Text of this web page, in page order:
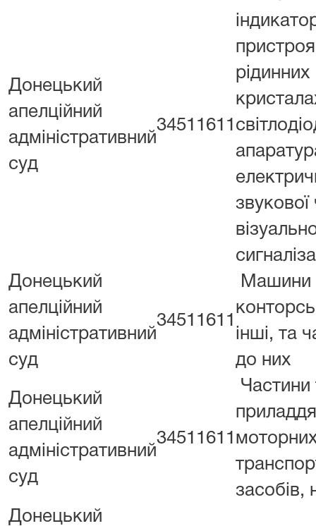
Донецький
апелційний
адміністративний
суд
34511611
рідинних
звукової
Донецький
апелційний
адміністративний
суд
34511611
Машини
інші, та
до них
Донецький
апелційний
адміністративний
суд
34511611
Частини
засобів,
Донецький